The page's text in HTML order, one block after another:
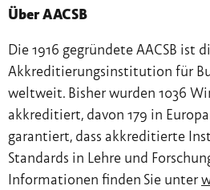
Über AACSB
Die 1916 gegründete AACSB ist
Akkreditierungsinstitution für
weltweit. Bisher wurden 1036
akkreditiert, davon 179 in
garantiert, dass akkreditierte
Standards in Lehre und
Informationen finden Sie unter